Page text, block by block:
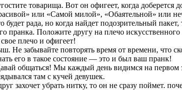
товарища. Вот он офигеет, когда доберется
или «Самой милой», «Обаятельной» или
рада, но когда найдет подозрительный пакет,
Положите другу на плечо искусственного
плечо и офигеет!
Не забывайте повторять время от времени, что
его в такое состояние — это и был ваш пранк!
общаться! Мы каждый день видимся на первом
там с кучей девушек.
захочет убрать нитку, то он не сразу поймет.